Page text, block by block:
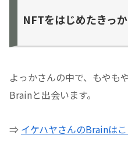
NFTをはじめたきっ
よっかさんの中で、もやも
Brainと出会います。
⇒ イケハヤさんのBrainは